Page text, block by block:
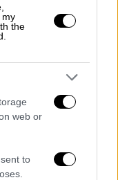
my
the
web or
to
από τον
το μήνυμά
μας θα
γιατί
και σας
χαμόγελο
προς τον
μας και